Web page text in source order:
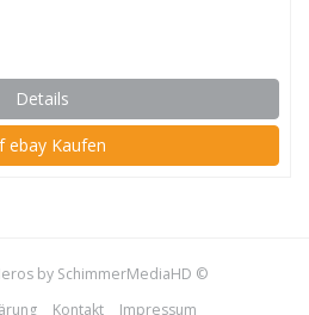
Details
ebay Kaufen
by SchimmerMediaHD ©
Kontakt Impressum